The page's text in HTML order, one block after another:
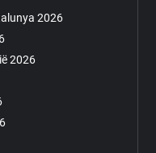
2026
2026